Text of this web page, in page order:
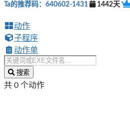
Ta的推荐码：640602-1431 1442天
动作
子程序
动作单
搜索
共 0 个动作